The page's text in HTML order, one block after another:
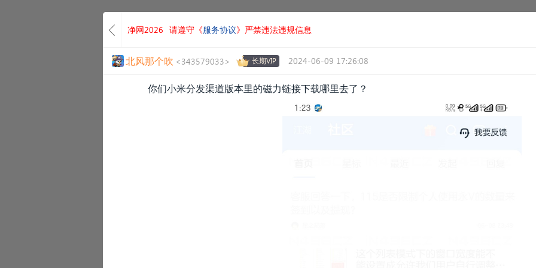
净网2026 请遵守《服务协议》严禁违法违规信息
北风那个吹 <343579033> 长期VIP 2024-06-09 17:26:08
你们小米分发渠道版本里的磁力链接下载哪里去了？